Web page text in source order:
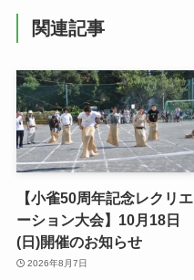
関連記事
【小雀50周年記念レクリエ
ーション大会】10月18日
(日)開催のお知らせ
2026年8月7日